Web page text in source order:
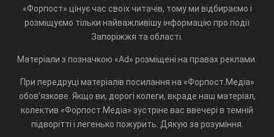
«Форпост» цінує час своїх читачів, тому ми відбираємо і
розміщуємо тільки найважливішу інформацію про події
Запоріжжя та області.
Матеріали з позначкою «Ad» розміщені на правах реклами.
При передруці матеріалів посилання на «Форпост.Медіа»
обов'язкове. Якщо ви, дорогі колеги, вкраде наш матеріал,
колектив «Форпост.Медіа» зустріне вас ввечері в темній
підворітті і легенько пожурить. Дякую за розуміння.